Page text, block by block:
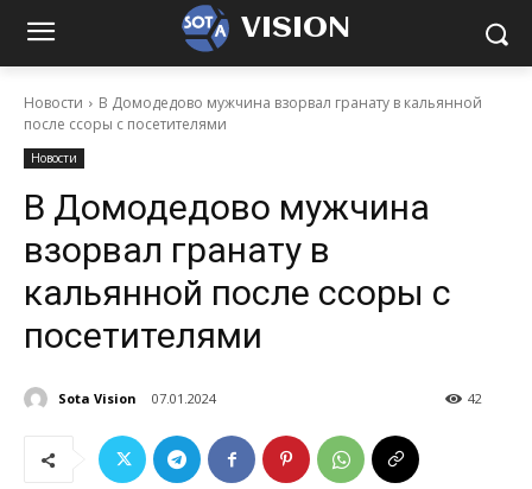
VISION
Новости
В Домодедово мужчина взорвал гранату в кальянной
после ссоры с посетителями
Новости
В Домодедово мужчина
взорвал гранату в
кальянной после ссоры с
посетителями
Sota Vision 07.01.2024 42